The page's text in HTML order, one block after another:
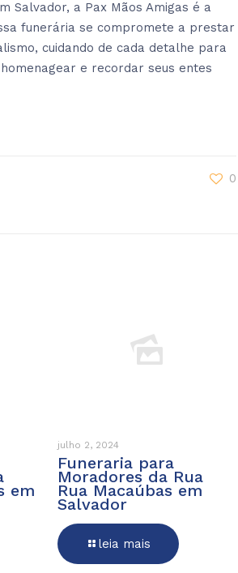
Salvador, a Pax Mãos Amigas é a
funerária se compromete a prestar
cuidando de cada detalhe para
e recordar seus entes
0
em
julho 2, 2024
Funeraria para
Moradores da Rua
Rua Macaúbas em
Salvador
leia mais